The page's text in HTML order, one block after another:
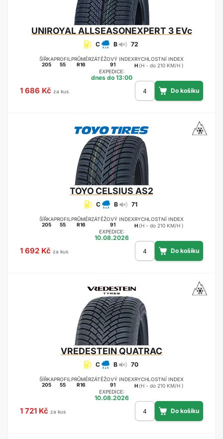
UNIROYALALLSEASONEXPERT 3 EVc
C B 72
ŠÍŘKA
205
PROFIL
55
PRŮMĚR
R16
ZÁTĚŽOVÝ INDEX
91
RYCHLOSTNÍ INDEX
H (H - do 210 KM/H )
EXPEDICE:
dnes do 13:00
1 686 Kč za kus
TOYOCELSIUS AS2
C B 71
ŠÍŘKA
205
PROFIL
55
PRŮMĚR
R16
ZÁTĚŽOVÝ INDEX
91
RYCHLOSTNÍ INDEX
H (H - do 210 KM/H )
EXPEDICE:
10.08.2026
1 692 Kč za kus
VREDESTEINQUATRAC
C B 70
ŠÍŘKA
205
PROFIL
55
PRŮMĚR
R16
ZÁTĚŽOVÝ INDEX
91
RYCHLOSTNÍ INDEX
H (H - do 210 KM/H )
EXPEDICE:
10.08.2026
1 721 Kč za kus